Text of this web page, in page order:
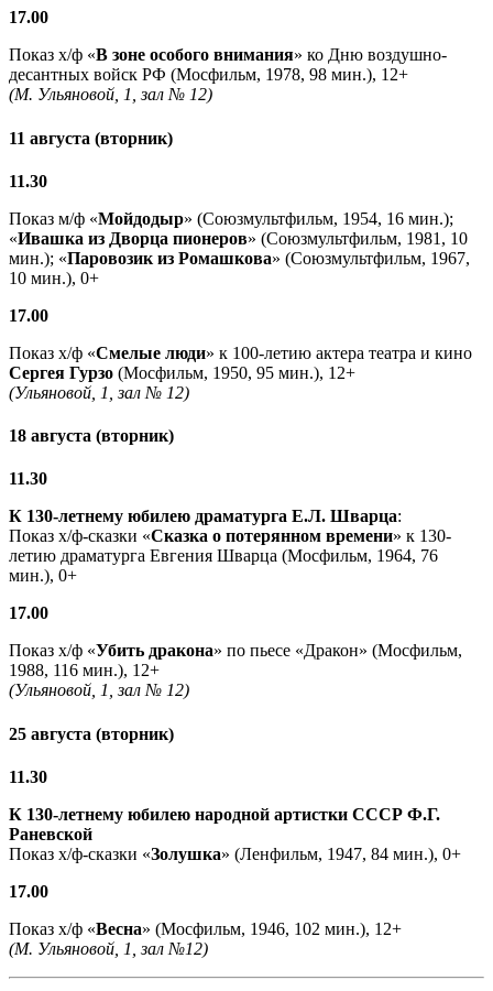
17.00
Показ х/ф «В зоне особого внимания» ко Дню воздушно-
десантных войск РФ (Мосфильм, 1978, 98 мин.), 12+
(М. Ульяновой, 1, зал № 12)
11 августа (вторник)
11.30
Показ м/ф «Мойдодыр» (Союзмультфильм, 1954, 16 мин.);
«Ивашка из Дворца пионеров» (Союзмультфильм, 1981, 10
мин.); «Паровозик из Ромашкова» (Союзмультфильм, 1967,
10 мин.), 0+
17.00
Показ х/ф «Смелые люди» к 100-летию актера театра и кино
Сергея Гурзо (Мосфильм, 1950, 95 мин.), 12+
(Ульяновой, 1, зал № 12)
18 августа (вторник)
11.30
К 130-летнему юбилею драматурга Е.Л. Шварца:
Показ х/ф-сказки «Сказка о потерянном времени» к 130-
летию драматурга Евгения Шварца (Мосфильм, 1964, 76
мин.), 0+
17.00
Показ х/ф «Убить дракона» по пьесе «Дракон» (Мосфильм,
1988, 116 мин.), 12+
(Ульяновой, 1, зал № 12)
25 августа (вторник)
11.30
К 130-летнему юбилею народной артистки СССР Ф.Г.
Раневской
Показ х/ф-сказки «Золушка» (Ленфильм, 1947, 84 мин.), 0+
17.00
Показ х/ф «Весна» (Мосфильм, 1946, 102 мин.), 12+
(М. Ульяновой, 1, зал №12)